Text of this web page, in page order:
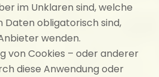
im Unklaren sind, welche
Daten obligatorisch sind,
wenden.
von Cookies – oder anderer
diese Anwendung oder